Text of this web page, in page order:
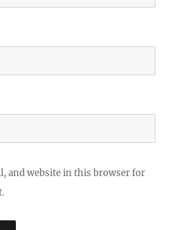
and website in this browser for